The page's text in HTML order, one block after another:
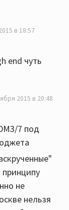
в 18:57
end чуть
2015 в 20:48
7 под
не
нельзя